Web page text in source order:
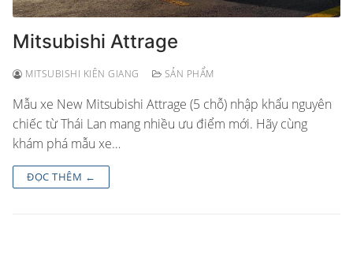
Mitsubishi Attrage
MITSUBISHI KIÊN GIANG SẢN PHẨM
Mẫu xe New Mitsubishi Attrage (5 chỗ) nhập khẩu nguyên
chiếc từ Thái Lan mang nhiều ưu điểm mới. Hãy cùng
khám phá mẫu xe…
ĐỌC THÊM ←